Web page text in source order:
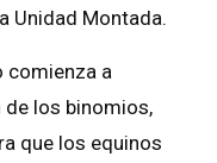
Unidad Montada.
comienza a
de los binomios,
que los equinos